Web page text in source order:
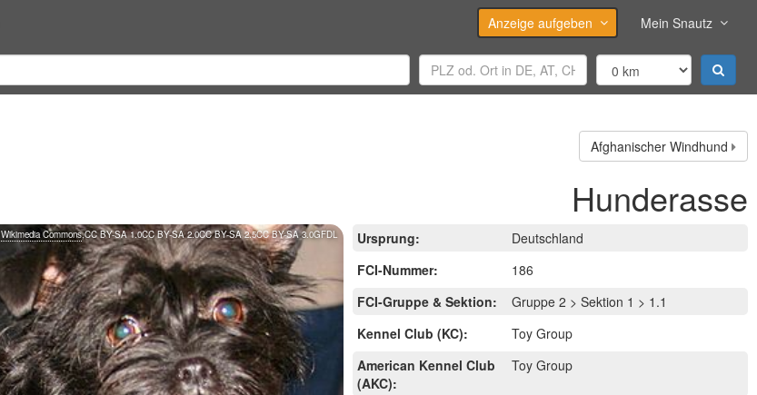
Anzeige aufgeben Mein Snautz
Afghanischer Windhund
Hunderasse
Wikimedia Commons,CC BY-SA 1.0CC BY-SA 2.0CC BY-SA 2.5CC BY-SA 3.0GFDL Ursprung:
Deutschland
FCI-Nummer:
186
FCI-Gruppe & Sektion:
Gruppe 2 > Sektion 1 > 1.1
Kennel Club (KC):
Toy Group
American Kennel Club
(AKC):
Toy Group